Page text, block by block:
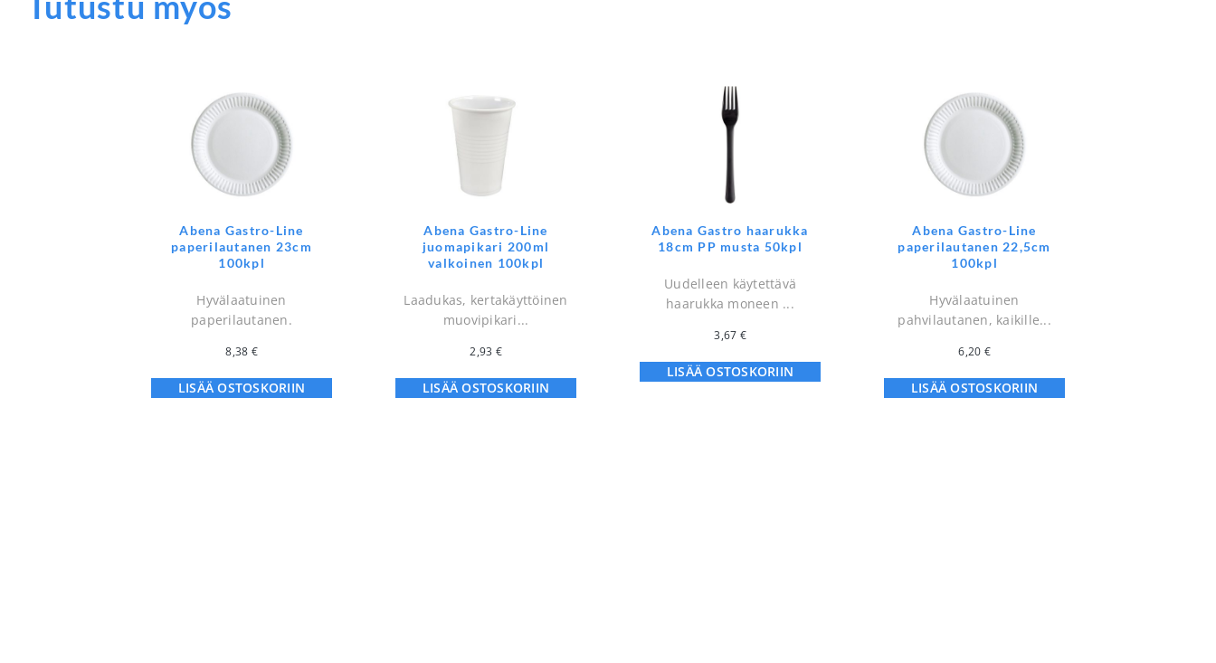
Abena Gastro-Line
paperilautanen 23cm
100kpl
Hyvälaatuinen
paperilautanen.
8,38 €
LISÄÄ OSTOSKORIIN
Abena Gastro-Line
juomapikari 200ml
valkoinen 100kpl
Laadukas, kertakäyttöinen
muovipikari...
2,93 €
LISÄÄ OSTOSKORIIN
Abena Gastro haarukka
18cm PP musta 50kpl
Uudelleen käytettävä
haarukka moneen ...
3,67 €
LISÄÄ OSTOSKORIIN
Abena Gastro-Line
paperilautanen 22,5cm
100kpl
Hyvälaatuinen
pahvilautanen, kaikille...
6,20 €
LISÄÄ OSTOSKORIIN